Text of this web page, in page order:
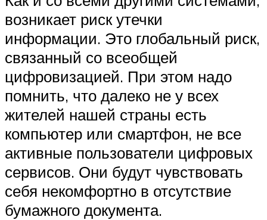
возникает риск утечки
информации. Это глобальный риск,
связанный со всеобщей
цифровизацией. При этом надо
помнить, что далеко не у всех
жителей нашей страны есть
компьютер или смартфон, не все
активные пользователи цифровых
сервисов. Они будут чувствовать
себя некомфортно в отсутствие
бумажного документа.